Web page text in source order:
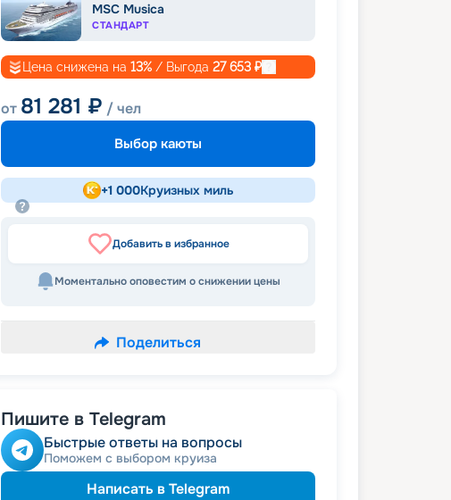
MSC Musica
СТАНДАРТ
Цена снижена на 13% / Выгода 27 653 ₽
от 81 281 ₽ / чел
Выбор каюты
+1 000Круизных миль
Добавить в избранное
Моментально оповестим о снижении цены
Поделиться
Пишите в Telegram
Быстрые ответы на вопросы
Поможем с выбором круиза
Написать в Telegram